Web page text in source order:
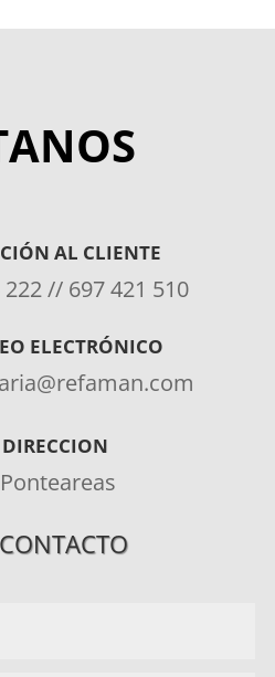
AL CLIENTE
222 // 697 421 510
ELECTRÓNICO
DIRECCION
Ponteareas